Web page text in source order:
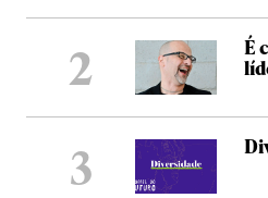
2 É
3